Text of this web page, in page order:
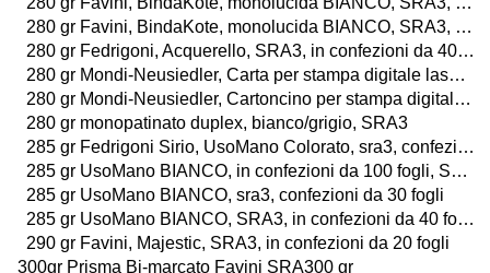
280 gr Favini, BindaKote, monolucida BIANCO, SRA3, in confezioni da 100 fogli
280 gr Fedrigoni, Acquerello, SRA3, in confezioni da 40 fogli
280 gr Mondi-Neusiedler, Carta per stampa digitale laser a colori, BIANCO, sra3, in confezioni da 125 fogli
280 gr Mondi-Neusiedler, Cartoncino per stampa digitale laser a colori, BIANCO, SRA3, in confezioni da 250 fogli
280 gr monopatinato duplex, bianco/grigio, SRA3
285 gr Fedrigoni Sirio, UsoMano Colorato, sra3, confezioni da 30 fogli
285 gr UsoMano BIANCO, in confezioni da 100 fogli, SRA3
285 gr UsoMano BIANCO, sra3, confezioni da 30 fogli
285 gr UsoMano BIANCO, SRA3, in confezioni da 40 fogli
290 gr Favini, Majestic, SRA3, in confezioni da 20 fogli
300gr Prisma Bi-marcato Favini SRA300 gr